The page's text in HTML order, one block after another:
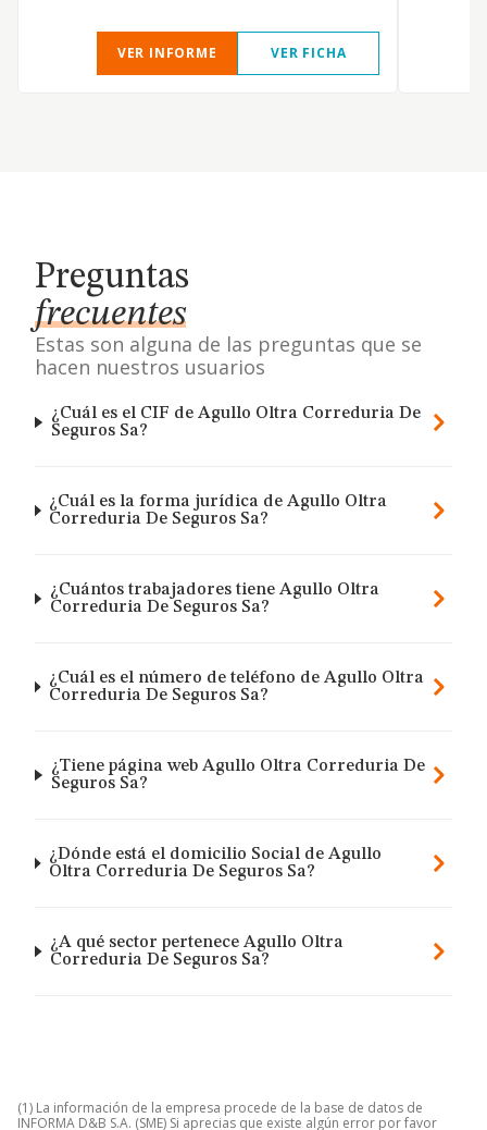
VER INFORME VER FICHA
Preguntas
frecuentes
Estas son alguna de las preguntas que se
hacen nuestros usuarios
¿Cuál es el CIF de Agullo Oltra Correduria De
Seguros Sa?
¿Cuál es la forma jurídica de Agullo Oltra
Correduria De Seguros Sa?
¿Cuántos trabajadores tiene Agullo Oltra
Correduria De Seguros Sa?
¿Cuál es el número de teléfono de Agullo Oltra
Correduria De Seguros Sa?
¿Tiene página web Agullo Oltra Correduria De
Seguros Sa?
¿Dónde está el domicilio Social de Agullo
Oltra Correduria De Seguros Sa?
¿A qué sector pertenece Agullo Oltra
Correduria De Seguros Sa?
(1) La información de la empresa procede de la base de datos de
INFORMA D&B S.A. (SME) Si aprecias que existe algún error por favor